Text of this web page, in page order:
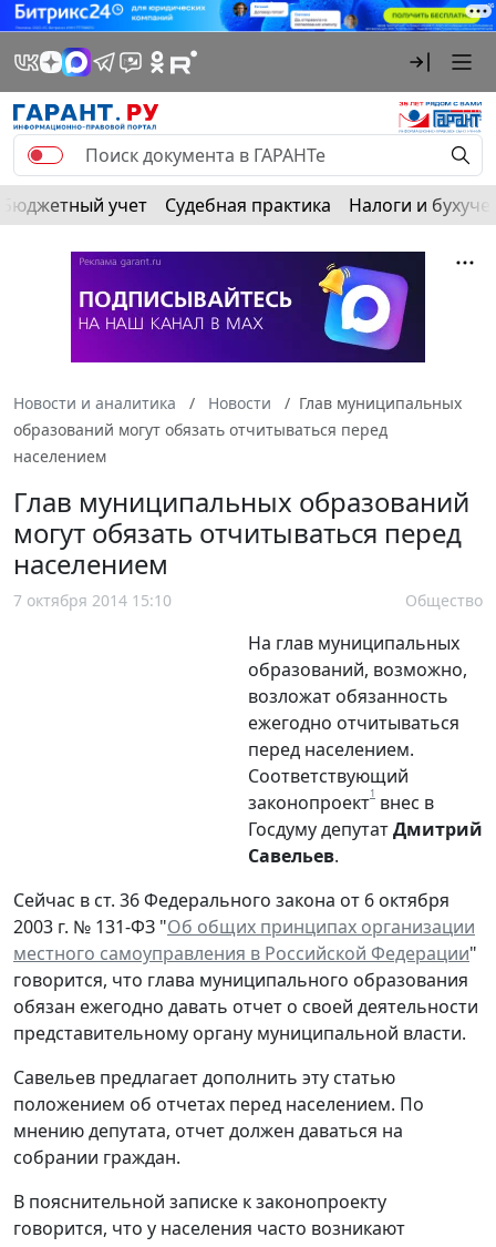
Бюджетный учет Судебная практика Налоги и
Новости и аналитика Новости
Глав муниципальных
образований могут обязать отчитываться перед
населением
Глав муниципальных образований
могут обязать отчитываться перед
населением
7 октября 2014 15:10 Общество
На глав муниципальных
образований, возможно,
возложат обязанность
ежегодно отчитываться
перед населением.
Соответствующий
законопроект1 внес в
Госдуму депутатДмитрий
Савельев.
Сейчас в ст. 36 Федерального закона от 6 октября
2003 г. № 131-ФЗ "Об общих принципах организации
местного самоуправления в Российской Федерации"
говорится, что глава муниципального образования
обязан ежегодно давать отчет о своей деятельности
представительному органу муниципальной власти.
Савельев предлагает дополнить эту статью
положением об отчетах перед населением. По
мнению депутата, отчет должен даваться на
собрании граждан.
В пояснительной записке к законопроекту
говорится, что у населения часто возникают